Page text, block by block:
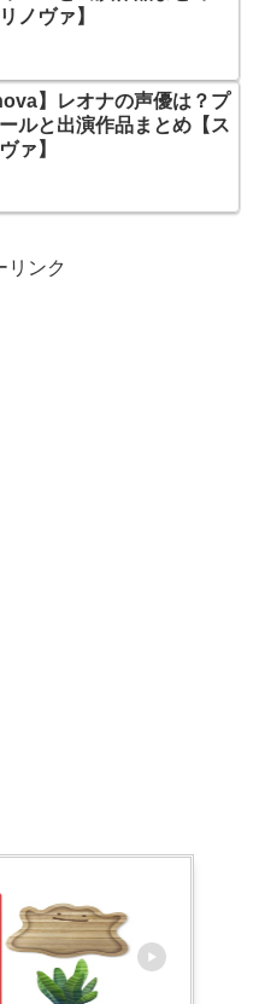
ノヴァ】
】レオナの声優は？プ
ルと出演作品まとめ【ス
ァ】
リンク